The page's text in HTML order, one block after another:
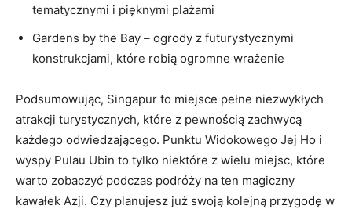
tematycznymi i pięknymi plażami
Gardens by the​ Bay – ogrody z futurystycznymi
konstrukcjami, które robią ogromne wrażenie
Podsumowując, Singapur to miejsce pełne ⁤niezwykłych ​
atrakcji turystycznych, które z​ pewnością zachwycą
każdego odwiedzającego. ⁤Punktu Widokowego Jej Ho ​i
wyspy ‌Pulau Ubin⁢ to tylko niektóre z wielu miejsc,‍ które
warto⁤ zobaczyć ⁤podczas podróży na ten magiczny
kawałek Azji. ⁢Czy planujesz‌ już swoją kolejną ​przygodę w‌